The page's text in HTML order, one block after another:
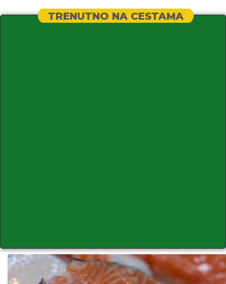
TRENUTNO NA CESTAMA